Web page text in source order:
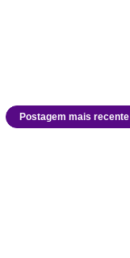
Postagem mais recente